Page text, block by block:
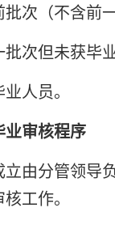
批次（不含前
批次但未获毕
人员。
业审核程序
立由分管领导
工作。